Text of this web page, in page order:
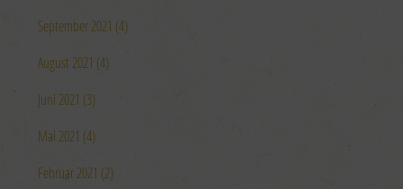
September 2021 (4)
August 2021 (4)
Juni 2021 (3)
Mai 2021 (4)
Februar 2021 (2)